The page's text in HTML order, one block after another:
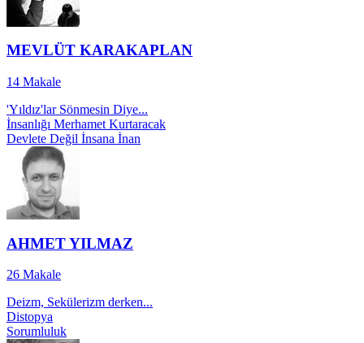
MEVLÜT KARAKAPLAN
14 Makale
'Yıldız'lar Sönmesin Diye...
İnsanlığı Merhamet Kurtaracak
Devlete Değil İnsana İnan
AHMET YILMAZ
26 Makale
Deizm, Sekülerizm derken...
Distopya
Sorumluluk